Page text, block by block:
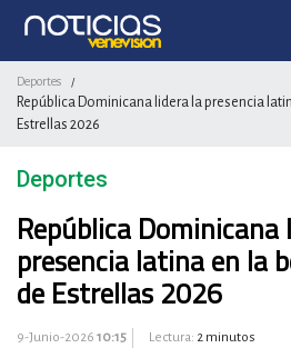
Deportes /
República Dominicana lidera la presencia
Estrellas 2026
Deportes
República Dominicana
presencia latina en la
de Estrellas 2026
9-Junio-2026 10:15 Lectura: 2 minutos